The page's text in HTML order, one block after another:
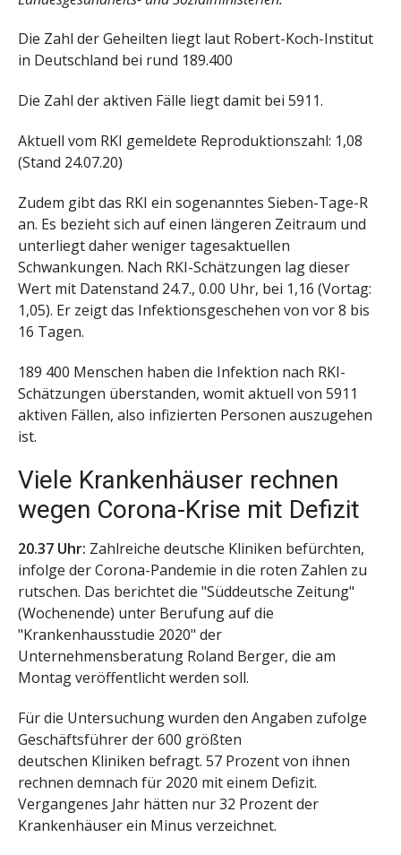
Die Zahl der Geheilten liegt laut Robert-Koch-Institut
in Deutschland bei rund 189.400
Die Zahl der aktiven Fälle liegt damit bei 5911.
Aktuell vom RKI gemeldete Reproduktionszahl: 1,08
(Stand 24.07.20)
Zudem gibt das RKI ein sogenanntes Sieben-Tage-R
an. Es bezieht sich auf einen längeren Zeitraum und
unterliegt daher weniger tagesaktuellen
Schwankungen. Nach RKI-Schätzungen lag dieser
Wert mit Datenstand 24.7., 0.00 Uhr, bei 1,16 (Vortag:
1,05). Er zeigt das Infektionsgeschehen von vor 8 bis
16 Tagen.
189 400 Menschen haben die Infektion nach RKI-
Schätzungen überstanden, womit aktuell von 5911
aktiven Fällen, also infizierten Personen auszugehen
ist.
Viele Krankenhäuser rechnen
wegen Corona-Krise mit Defizit
20.37 Uhr: Zahlreiche deutsche Kliniken befürchten,
infolge der Corona-Pandemie in die roten Zahlen zu
rutschen. Das berichtet die "Süddeutsche Zeitung"
(Wochenende) unter Berufung auf die
"Krankenhausstudie 2020" der
Unternehmensberatung Roland Berger, die am
Montag veröffentlicht werden soll.
Für die Untersuchung wurden den Angaben zufolge
Geschäftsführer der 600 größten
deutschen Kliniken befragt. 57 Prozent von ihnen
rechnen demnach für 2020 mit einem Defizit.
Vergangenes Jahr hätten nur 32 Prozent der
Krankenhäuser ein Minus verzeichnet.